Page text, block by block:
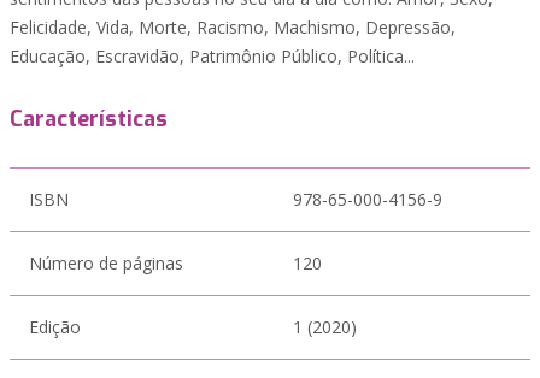
Felicidade, Vida, Morte, Racismo, Machismo, Depressão,
Educação, Escravidão, Patrimônio Público, Política...
Características
ISBN 978-65-000-4156-9
Número de páginas 120
Edição 1 (2020)